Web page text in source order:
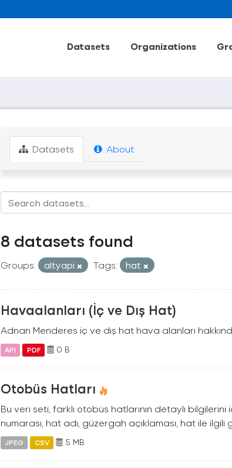
Datasets Organizations
Datasets About
8 datasets found
Groups: altyapi Tags: hat
Havaalanları (İç ve Dış Hat)
Adnan Menderes iç ve dış hat hava alanları
API PDF 0 B
Otobüs Hatları
Bu veri seti, farklı otobüs hatlarının detaylı
numarası, hat adı, güzergah açıklaması, hat ile ilgili
JPEG CSV 5 MB